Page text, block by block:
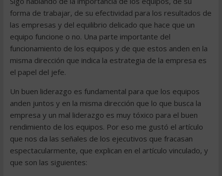
forma de trabajar, de su efectividad para los resultados de
las empresas y del equilibrio delicado que hace que un
equipo funcione o no. Una parte importante del
funcionamiento de los equipos y de que estos anden en la
misma dirección que indica la estrategia de la empresa es
el papel del jefe.
Un buen liderazgo es fundamental para que los equipos
anden juntos y en la misma dirección que lo que busca la
empresa y un mal liderazgo es muy tóxico para el buen
rendimiento de los equipos. Por eso me gustó el artículo
que nos da las señales de los ejecutivos que fracasan
espectacularmente, que explican en el artículo vinculado, y
que son las siguientes: